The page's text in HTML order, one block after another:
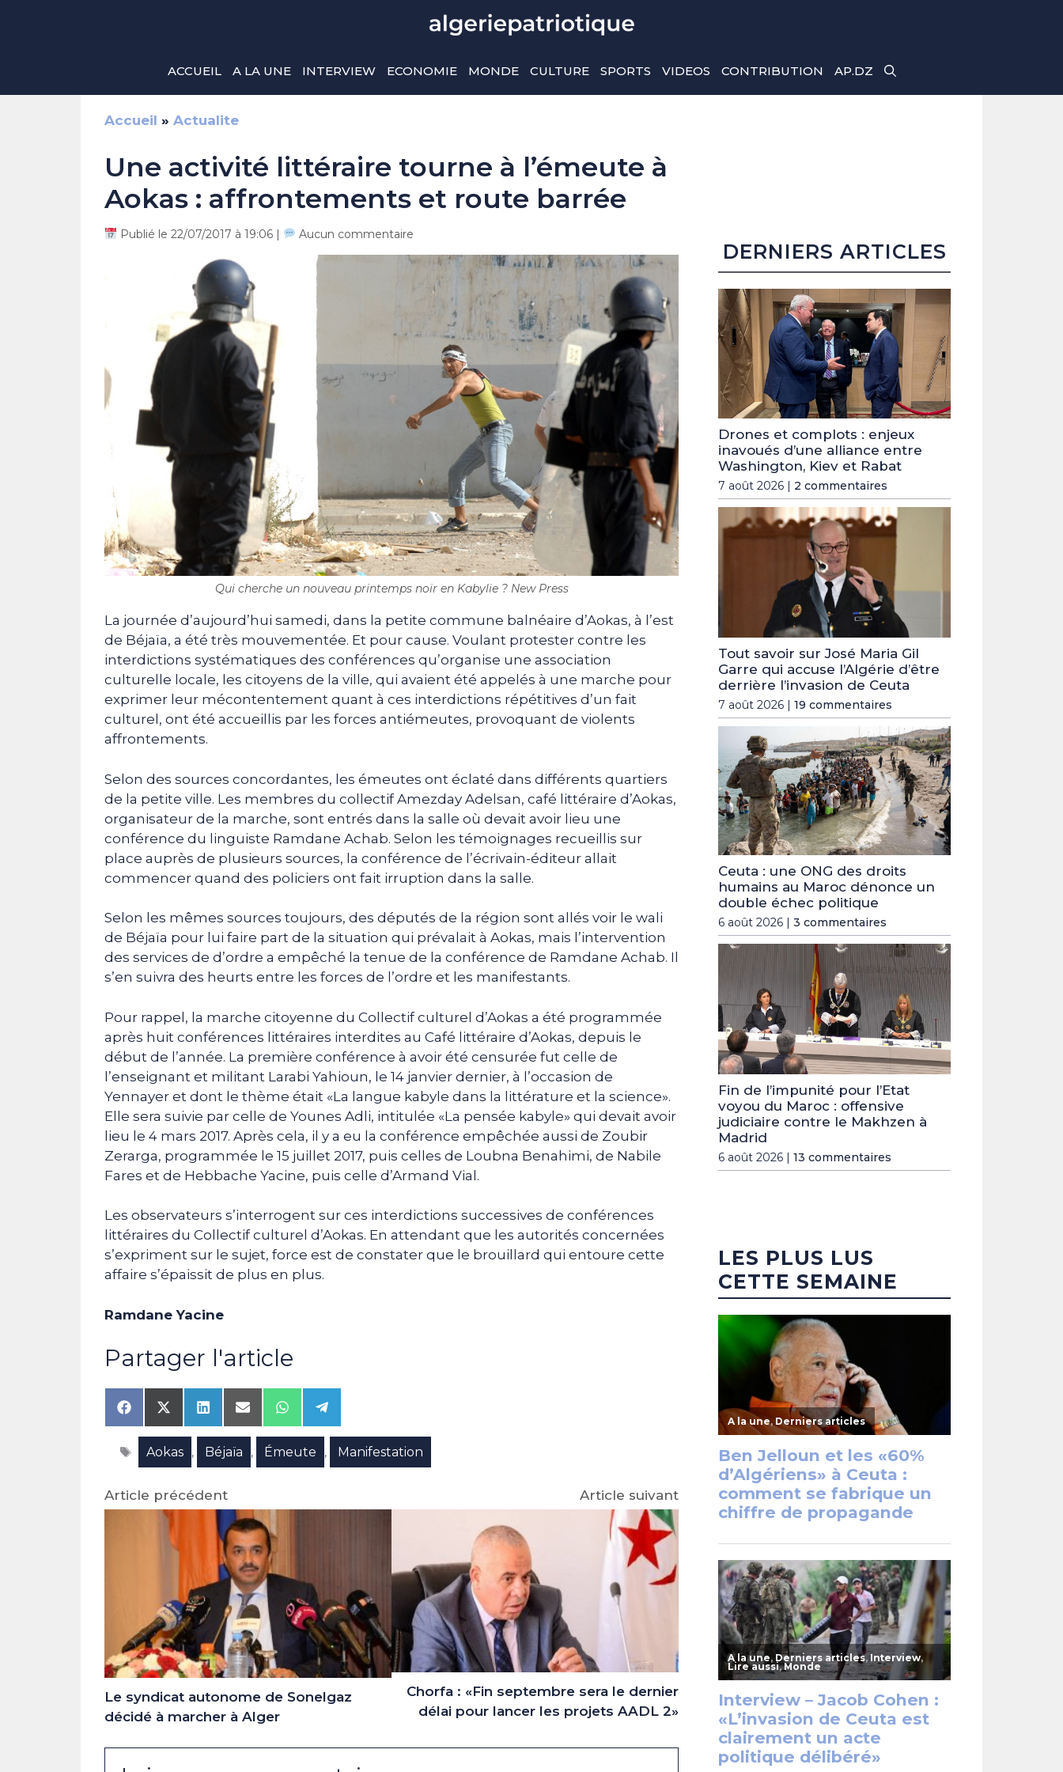
ACCUEIL A LA UNE INTERVIEW ECONOMIE MONDE CULTURE SPORTS VIDEOS CONTRIBUTION AP.DZ
Accueil » Actualite
Une activité littéraire tourne à l’émeute à
Aokas : affrontements et route barrée
Publié le 22/07/2017 à 19:06 | Aucun commentaire
Qui cherche un nouveau printemps noir en Kabylie ? New Press
La journée d’aujourd’hui samedi, dans la petite commune balnéaire d’Aokas, à l’est
de Béjaïa, a été très mouvementée. Et pour cause. Voulant protester contre les
interdictions systématiques des conférences qu’organise une association
culturelle locale, les citoyens de la ville, qui avaient été appelés à une marche pour
exprimer leur mécontentement quant à ces interdictions répétitives d’un fait
culturel, ont été accueillis par les forces antiémeutes, provoquant de violents
affrontements.
Selon des sources concordantes, les émeutes ont éclaté dans différents quartiers
de la petite ville. Les membres du collectif Amezday Adelsan, café littéraire d’Aokas,
organisateur de la marche, sont entrés dans la salle où devait avoir lieu une
conférence du linguiste Ramdane Achab. Selon les témoignages recueillis sur
place auprès de plusieurs sources, la conférence de l’écrivain-éditeur allait
commencer quand des policiers ont fait irruption dans la salle.
Selon les mêmes sources toujours, des députés de la région sont allés voir le wali
de Béjaïa pour lui faire part de la situation qui prévalait à Aokas, mais l’intervention
des services de d’ordre a empêché la tenue de la conférence de Ramdane Achab. Il
s’en suivra des heurts entre les forces de l’ordre et les manifestants.
Pour rappel, la marche citoyenne du Collectif culturel d’Aokas a été programmée
après huit conférences littéraires interdites au Café littéraire d’Aokas, depuis le
début de l’année. La première conférence à avoir été censurée fut celle de
l’enseignant et militant Larabi Yahioun, le 14 janvier dernier, à l’occasion de
Yennayer et dont le thème était «La langue kabyle dans la littérature et la science».
Elle sera suivie par celle de Younes Adli, intitulée «La pensée kabyle» qui devait avoir
lieu le 4 mars 2017. Après cela, il y a eu la conférence empêchée aussi de Zoubir
Zerarga, programmée le 15 juillet 2017, puis celles de Loubna Benahimi, de Nabile
Fares et de Hebbache Yacine, puis celle d’Armand Vial.
Les observateurs s’interrogent sur ces interdictions successives de conférences
littéraires du Collectif culturel d’Aokas. En attendant que les autorités concernées
s’expriment sur le sujet, force est de constater que le brouillard qui entoure cette
affaire s’épaissit de plus en plus.
Ramdane Yacine
Partager l'article
Share
on
Facebook
Share
on
X
(Twitter)
Share
on
LinkedIn
Share
on
Email
Share
on
WhatsApp
Share
on
Telegram
Étiquettes
Aokas , Béjaïa , Émeute , Manifestation
Article précédent
Le syndicat autonome de Sonelgaz
décidé à marcher à Alger
Article suivant
Chorfa : «Fin septembre sera le dernier
délai pour lancer les projets AADL 2»
DERNIERS ARTICLES
Drones et complots : enjeux
inavoués d’une alliance entre
Washington, Kiev et Rabat
7 août 2026 | 2 commentaires
Tout savoir sur José Maria Gil
Garre qui accuse l’Algérie d’être
derrière l’invasion de Ceuta
7 août 2026 | 19 commentaires
Ceuta : une ONG des droits
humains au Maroc dénonce un
double échec politique
6 août 2026 | 3 commentaires
Fin de l’impunité pour l’Etat
voyou du Maroc : offensive
judiciaire contre le Makhzen à
Madrid
6 août 2026 | 13 commentaires
LES PLUS LUS
CETTE SEMAINE